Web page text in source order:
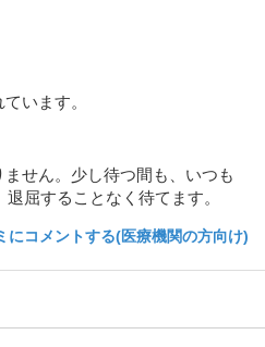
います。
せん。少し待つ間も、いつも
屈することなく待てます。
コメントする(医療機関の方向け)